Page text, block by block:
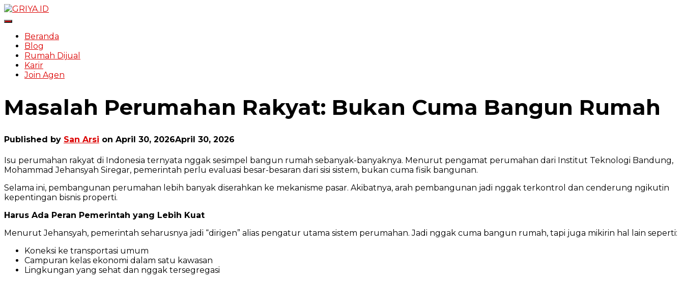
Toggle Navigation
Beranda
Blog
Rumah Dijual
Karir
Join Agen
Masalah Perumahan Rakyat: Bukan Cuma Bangun Rumah
Published by San Arsi on April 30, 2026April 30, 2026
Isu perumahan rakyat di Indonesia ternyata nggak sesimpel bangun rumah sebanyak-banyaknya. Menurut pengamat perumahan dari Institut Teknologi Bandung,
Mohammad Jehansyah Siregar, pemerintah perlu evaluasi besar-besaran dari sisi sistem, bukan cuma fisik bangunan.
Selama ini, pembangunan perumahan lebih banyak diserahkan ke mekanisme pasar. Akibatnya, arah pembangunan jadi nggak terkontrol dan cenderung ngikutin
kepentingan bisnis properti.
Harus Ada Peran Pemerintah yang Lebih Kuat
Menurut Jehansyah, pemerintah seharusnya jadi “dirigen” alias pengatur utama sistem perumahan. Jadi nggak cuma bangun rumah, tapi juga mikirin hal lain seperti:
Koneksi ke transportasi umum
Campuran kelas ekonomi dalam satu kawasan
Lingkungan yang sehat dan nggak tersegregasi